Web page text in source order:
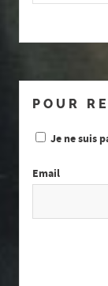
POUR
Je ne suis
Email